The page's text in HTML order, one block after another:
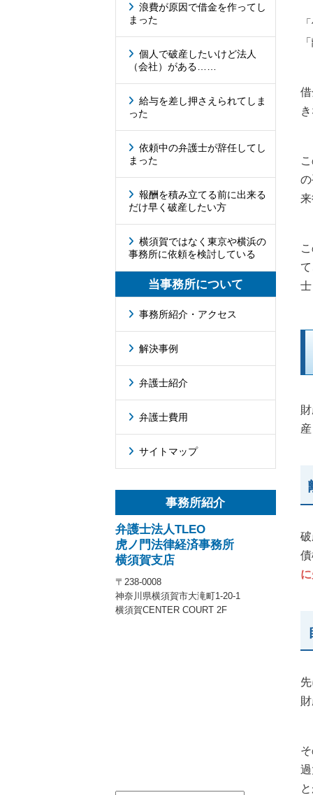
浪費が原因で借金を作ってし
まった
個人で破産したいけど法人
（会社）がある……
給与を差し押さえられてしま
った
依頼中の弁護士が辞任してし
まった
報酬を積み立てる前に出来る
だけ早く破産したい方
横須賀ではなく東京や横浜の
事務所に依頼を検討している
当事務所について
事務所紹介・アクセス
解決事例
弁護士紹介
弁護士費用
サイトマップ
事務所紹介
弁護士法人TLEO
虎ノ門法律経済事務所
横須賀支店
〒238-0008
神奈川県横須賀市大滝町1-20-1
横須賀CENTER COURT 2F